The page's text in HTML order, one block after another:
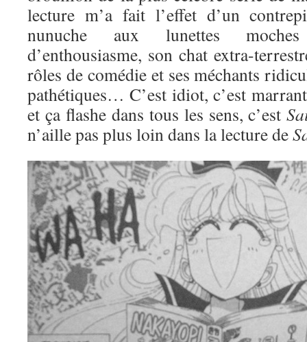
lecture m’a fait l’effet d’un
nunuche aux lunettes
d’enthousiasme, son chat extra-
rôles de comédie et ses méchants
pathétiques… C’est idiot, c’est
et ça flashe dans tous les sens, c’est
n’aille pas plus loin dans la lecture de